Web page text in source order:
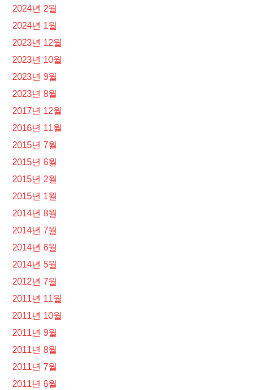
2024년 2월
2024년 1월
2023년 12월
2023년 10월
2023년 9월
2023년 8월
2017년 12월
2016년 11월
2015년 7월
2015년 6월
2015년 2월
2015년 1월
2014년 8월
2014년 7월
2014년 6월
2014년 5월
2012년 7월
2011년 11월
2011년 10월
2011년 9월
2011년 8월
2011년 7월
2011년 6월